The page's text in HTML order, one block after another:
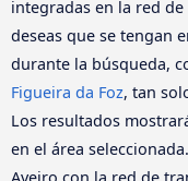
integradas en la red
deseas que se tengan
durante la búsqueda,
Figueira da Foz, tan
Los resultados
en el área